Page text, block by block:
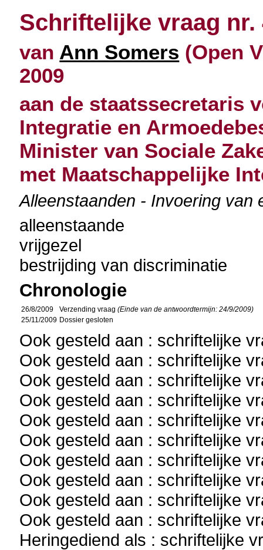
Schriftelijke vraag nr.
van Ann Somers (Open
2009
aan de staatssecretaris
Integratie en
Minister van Sociale
met Maatschappelijke
Alleenstaanden - Invoering van
alleenstaande
vrijgezel
bestrijding van discriminatie
Chronologie
26/8/2009 Verzending vraag(Einde van de antwoordtermijn: 24/9/2009)
25/11/2009 Dossier gesloten
Ook gesteld aan : schriftelijke
Ook gesteld aan : schriftelijke
Ook gesteld aan : schriftelijke
Ook gesteld aan : schriftelijke
Ook gesteld aan : schriftelijke
Ook gesteld aan : schriftelijke
Ook gesteld aan : schriftelijke
Ook gesteld aan : schriftelijke
Ook gesteld aan : schriftelijke
Ook gesteld aan : schriftelijke
Heringediend als : schriftelijke